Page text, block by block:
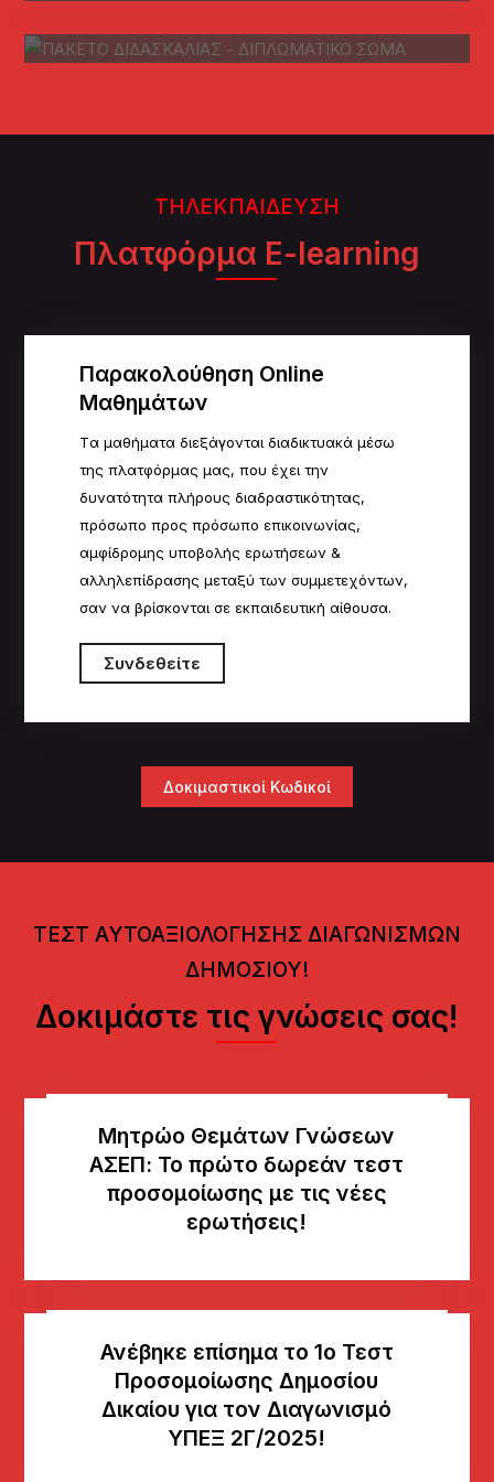
ΤΗΛΕΚΠΑΙΔΕΥΣΗ
Πλατφόρμα E-learning
Παρακολούθηση Online
Μαθημάτων
Tα μαθήματα διεξάγονται διαδικτυακά μέσω
της πλατφόρμας μας, που έχει την
δυνατότητα πλήρους διαδραστικότητας,
πρόσωπο προς πρόσωπο επικοινωνίας,
αμφίδρομης υποβολής ερωτήσεων &
αλληλεπίδρασης μεταξύ των συμμετεχόντων,
σαν να βρίσκονται σε εκπαιδευτική αίθουσα.
Συνδεθείτε
Δοκιμαστικοί Κωδικοί
ΤΕΣΤ ΑΥΤΟΑΞΙΟΛΟΓΗΣΗΣ ΔΙΑΓΩΝΙΣΜΩΝ
ΔΗΜΟΣΙΟΥ!
Δοκιμάστε τις γνώσεις σας!
Μητρώο Θεμάτων Γνώσεων
AΣΕΠ: Το πρώτο δωρεάν τεστ
προσομοίωσης με τις νέες
ερωτήσεις!
Ανέβηκε επίσημα το 1ο Τεστ
Προσομοίωσης Δημοσίου
Δικαίου για τον Διαγωνισμό
ΥΠΕΞ 2Γ/2025!